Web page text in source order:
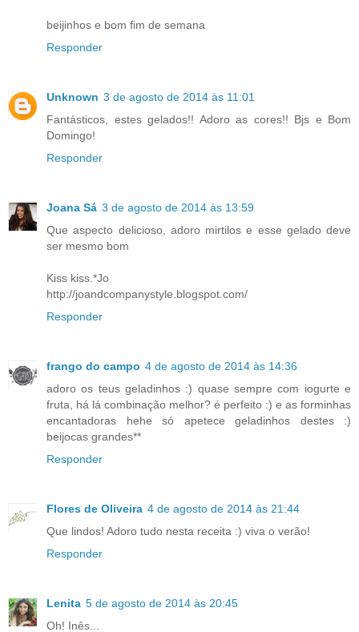
beijinhos e bom fim de semana
Responder
Unknown 3 de agosto de 2014 às 11:01
Fantásticos, estes gelados!! Adoro as cores!! Bjs e Bom
Domingo!
Responder
Joana Sá 3 de agosto de 2014 às 13:59
Que aspecto delicioso, adoro mirtilos e esse gelado deve
ser mesmo bom
Kiss kiss.*Jo
http://joandcompanystyle.blogspot.com/
Responder
frango do campo 4 de agosto de 2014 às 14:36
adoro os teus geladinhos :) quase sempre com iogurte e
fruta, há lá combinação melhor? é perfeito :) e as forminhas
encantadoras hehe só apetece geladinhos destes :)
beijocas grandes**
Responder
Flores de Oliveira 4 de agosto de 2014 às 21:44
Que lindos! Adoro tudo nesta receita :) viva o verão!
Responder
Lenita 5 de agosto de 2014 às 20:45
Oh! Inês...